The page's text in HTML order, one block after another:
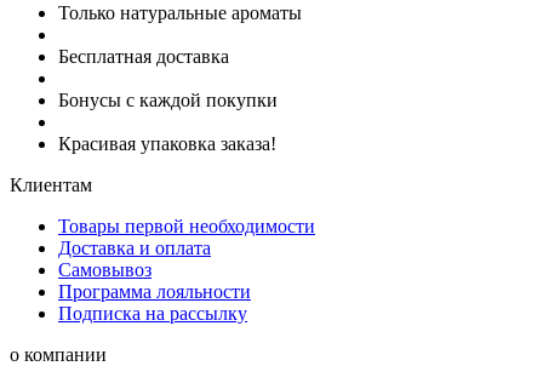
Только натуральные ароматы
Бесплатная доставка
Бонусы с каждой покупки
Красивая упаковка заказа!
Клиентам
Товары первой необходимости
Доставка и оплата
Самовывоз
Программа лояльности
Подписка на рассылку
о компании